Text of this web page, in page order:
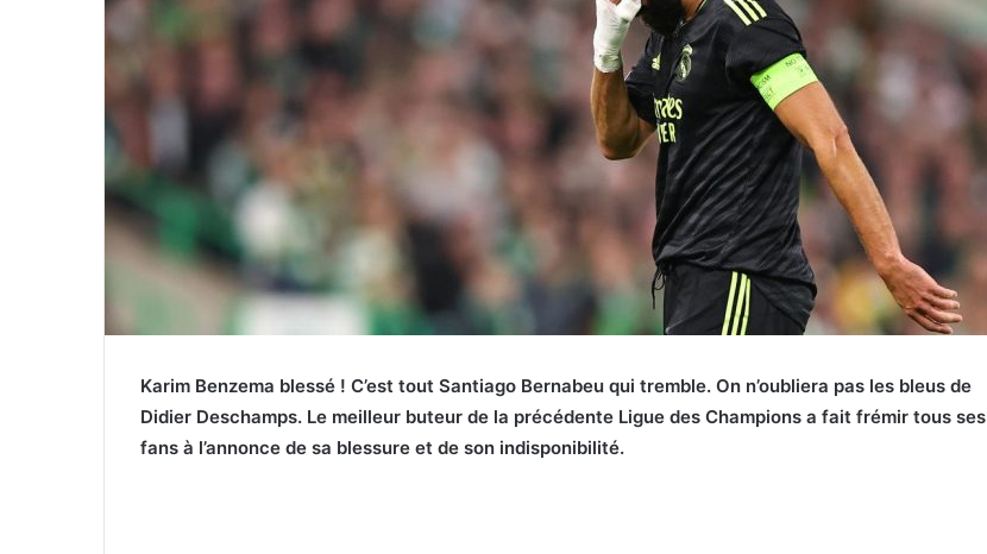
Karim Benzema blessé ! C’est tout Santiago Bernabeu qui tremble. On n’oubliera pas les bleus de
Didier Deschamps. Le meilleur buteur de la précédente Ligue des Champions a fait frémir tous ses
fans à l’annonce de sa blessure et de son indisponibilité.